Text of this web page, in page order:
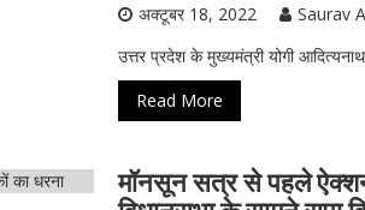
अक्टूबर 18, 2022
Saurav
उत्तर प्रदेश के मुख्यमंत्री योगी
Read More
मॉनसून सत्र से पहले